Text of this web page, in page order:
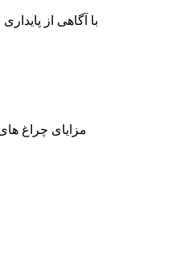
با آگاهی از
مزایای چراغ